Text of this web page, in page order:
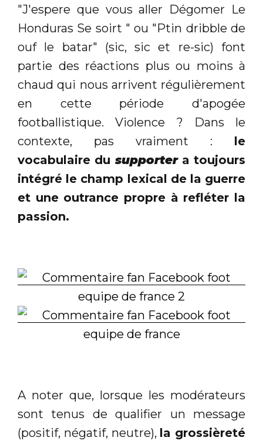
"J'espere que vous aller Dégomer Le
Honduras Se soirt " ou "Ptin dribble de
ouf le batar" (sic, sic et re-sic) font
partie des réactions plus ou moins à
chaud qui nous arrivent régulièrement
en cette période d'apogée
footballistique. Violence ? Dans le
contexte, pas vraiment : le
vocabulaire dusupporter a toujours
intégré le champ lexical de la guerre
et une outrance propre à refléter la
passion.
A noter que, lorsque les modérateurs
sont tenus de qualifier un message
(positif, négatif, neutre), la grossièreté